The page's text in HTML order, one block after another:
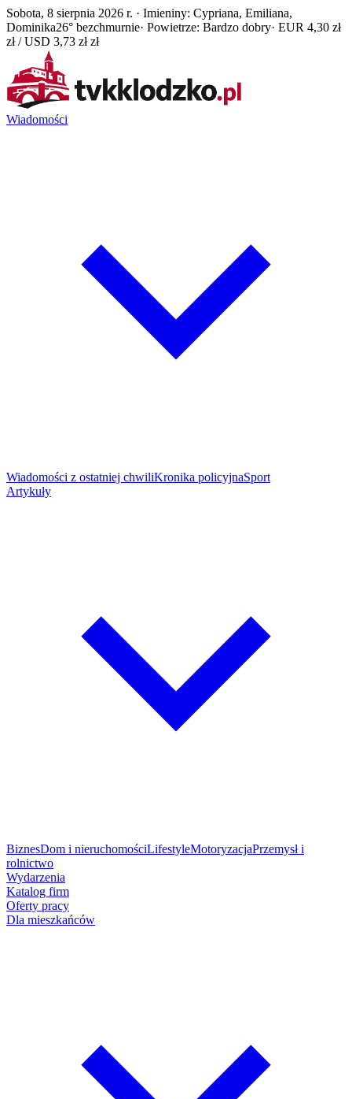
Sobota, 8 sierpnia 2026 r. · Imieniny: Cypriana, Emiliana,
Dominika26° bezchmurnie· Powietrze: Bardzo dobry· EUR 4,30 zł
zł / USD 3,73 zł zł
Wiadomości
Wiadomości z ostatniej chwiliKronika policyjnaSport
Artykuły
BiznesDom i nieruchomościLifestyleMotoryzacjaPrzemysł i
rolnictwo
Wydarzenia
Katalog firm
Oferty pracy
Dla mieszkańców